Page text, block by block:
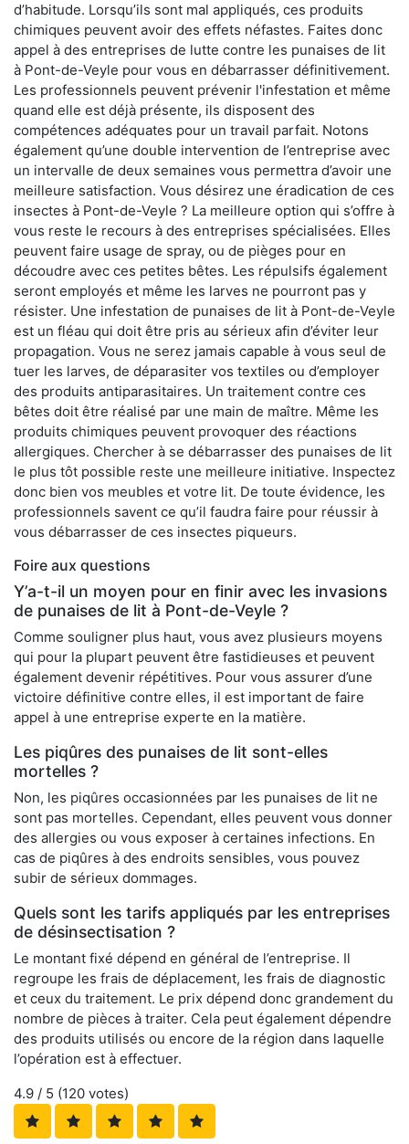
d’habitude. Lorsqu’ils sont mal appliqués, ces produits
chimiques peuvent avoir des effets néfastes. Faites donc
appel à des entreprises de lutte contre les punaises de lit
à Pont-de-Veyle pour vous en débarrasser définitivement.
Les professionnels peuvent prévenir l'infestation et même
quand elle est déjà présente, ils disposent des
compétences adéquates pour un travail parfait. Notons
également qu’une double intervention de l’entreprise avec
un intervalle de deux semaines vous permettra d’avoir une
meilleure satisfaction. Vous désirez une éradication de ces
insectes à Pont-de-Veyle ? La meilleure option qui s’offre à
vous reste le recours à des entreprises spécialisées. Elles
peuvent faire usage de spray, ou de pièges pour en
découdre avec ces petites bêtes. Les répulsifs également
seront employés et même les larves ne pourront pas y
résister. Une infestation de punaises de lit à Pont-de-Veyle
est un fléau qui doit être pris au sérieux afin d’éviter leur
propagation. Vous ne serez jamais capable à vous seul de
tuer les larves, de déparasiter vos textiles ou d’employer
des produits antiparasitaires. Un traitement contre ces
bêtes doit être réalisé par une main de maître. Même les
produits chimiques peuvent provoquer des réactions
allergiques. Chercher à se débarrasser des punaises de lit
le plus tôt possible reste une meilleure initiative. Inspectez
donc bien vos meubles et votre lit. De toute évidence, les
professionnels savent ce qu’il faudra faire pour réussir à
vous débarrasser de ces insectes piqueurs.
Foire aux questions
Y’a-t-il un moyen pour en finir avec les invasions
de punaises de lit à Pont-de-Veyle ?
Comme souligner plus haut, vous avez plusieurs moyens
qui pour la plupart peuvent être fastidieuses et peuvent
également devenir répétitives. Pour vous assurer d’une
victoire définitive contre elles, il est important de faire
appel à une entreprise experte en la matière.
Les piqûres des punaises de lit sont-elles
mortelles ?
Non, les piqûres occasionnées par les punaises de lit ne
sont pas mortelles. Cependant, elles peuvent vous donner
des allergies ou vous exposer à certaines infections. En
cas de piqûres à des endroits sensibles, vous pouvez
subir de sérieux dommages.
Quels sont les tarifs appliqués par les entreprises
de désinsectisation ?
Le montant fixé dépend en général de l’entreprise. Il
regroupe les frais de déplacement, les frais de diagnostic
et ceux du traitement. Le prix dépend donc grandement du
nombre de pièces à traiter. Cela peut également dépendre
des produits utilisés ou encore de la région dans laquelle
l’opération est à effectuer.
4.9 / 5 (120 votes)